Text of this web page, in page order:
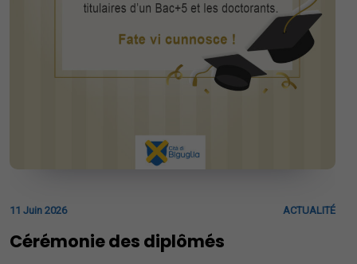
11 Juin 2026 ACTUALITÉ
Cérémonie des diplômés